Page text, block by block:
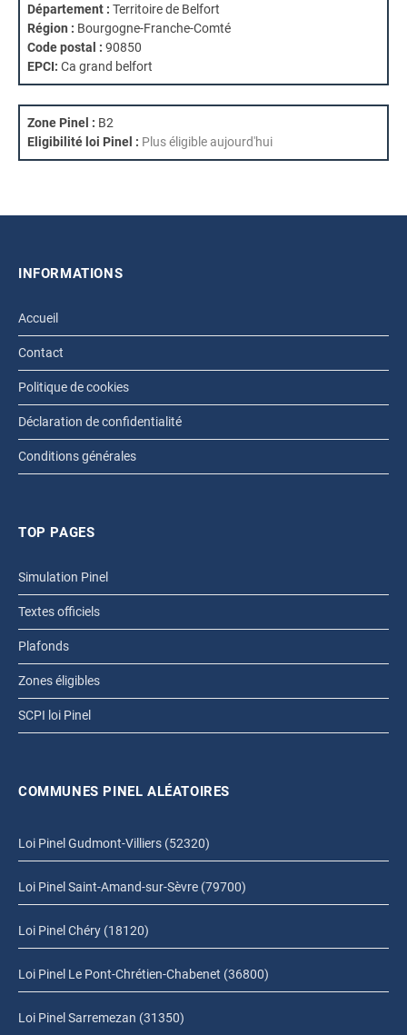
Département : Territoire de Belfort
Région : Bourgogne-Franche-Comté
Code postal : 90850
EPCI: Ca grand belfort
Zone Pinel : B2
Eligibilité loi Pinel : Plus éligible aujourd'hui
INFORMATIONS
Accueil
Contact
Politique de cookies
Déclaration de confidentialité
Conditions générales
TOP PAGES
Simulation Pinel
Textes officiels
Plafonds
Zones éligibles
SCPI loi Pinel
COMMUNES PINEL ALÉATOIRES
Loi Pinel Gudmont-Villiers (52320)
Loi Pinel Saint-Amand-sur-Sèvre (79700)
Loi Pinel Chéry (18120)
Loi Pinel Le Pont-Chrétien-Chabenet (36800)
Loi Pinel Sarremezan (31350)